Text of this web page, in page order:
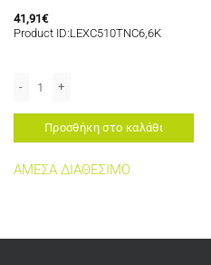
41,91€
Product ID:LEXC510TNC6,6K
Προσθήκη στο καλάθι
ΑΜΕΣΑ ΔΙΑΘΕΣΙΜΟ